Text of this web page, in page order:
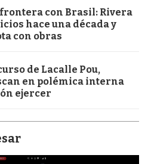
con Brasil: Rivera
hace una década y
con obras
de Lacalle Pou,
en polémica interna
ejercer